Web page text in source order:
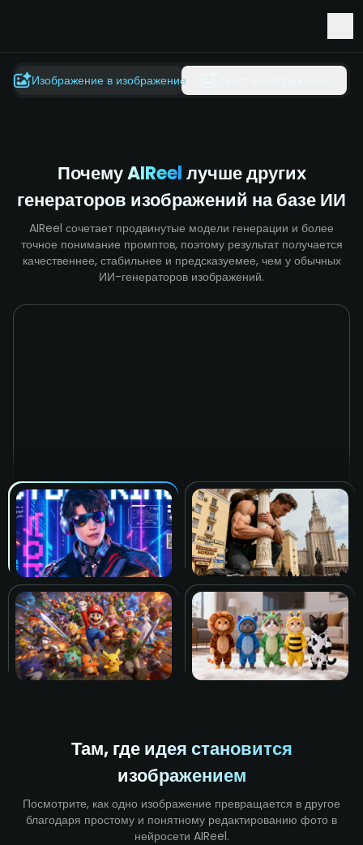
Изображение в изображение
ПочемуAIReelлучше других
генераторов изображений на базе ИИ
AIReel сочетает продвинутые модели генерации и более
точное понимание промптов, поэтому результат получается
качественнее, стабильнее и предсказуемее, чем у обычных
ИИ-генераторов изображений.
Там, где идея становится
изображением
Посмотрите, как одно изображение превращается в другое
благодаря простому и понятному редактированию фото в
нейросети AIReel.